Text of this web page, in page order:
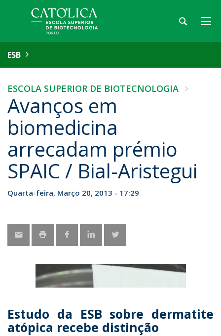
ESB
ESCOLA SUPERIOR DE BIOTECNOLOGIA
Avanços em
biomedicina
arrecadam prémio
SPAIC / Bial-Aristegui
Quarta-feira, Março 20, 2013 - 17:29
Estudo da ESB sobre dermatite
atópica recebe distinção